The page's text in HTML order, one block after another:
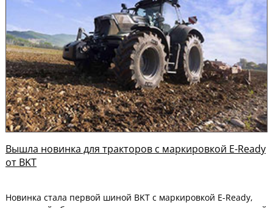
Вышла новинка для тракторов с маркировкой E-Ready
от BKT
Новинка стала первой шиной BKT с маркировкой E-Ready,